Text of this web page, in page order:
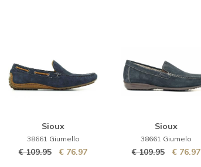
Sioux
38661 Giumello
€ 109.95 € 76.97
Sioux
38661 Giumelo
€ 109.95 € 76.97